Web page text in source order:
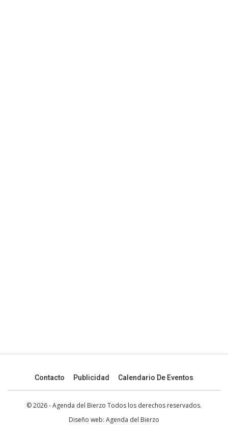
Contacto Publicidad Calendario De Eventos
© 2026 - Agenda del Bierzo Todos los derechos reservados.
Diseño web: Agenda del Bierzo